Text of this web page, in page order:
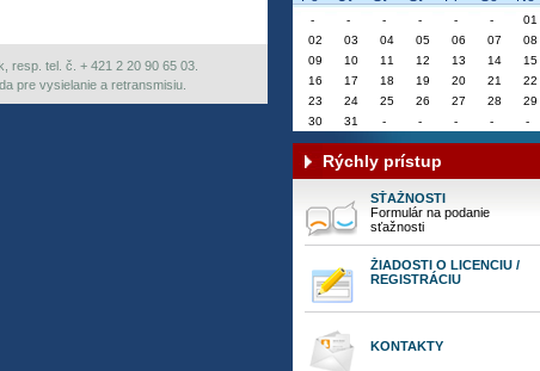
resp. tel. č. + 421 2 20 90 65 03.
pre vysielanie a retransmisiu.
Rýchly prístup
SŤAŽNOSTI
Formulár na podanie
sťažnosti
ŽIADOSTI O LICENCIU /
REGISTRÁCIU
KONTAKTY